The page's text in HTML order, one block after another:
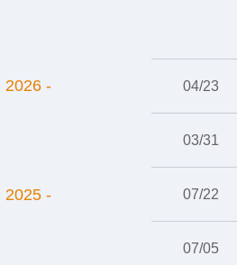
2026 - 04/23
03/31
2025 - 07/22
07/05